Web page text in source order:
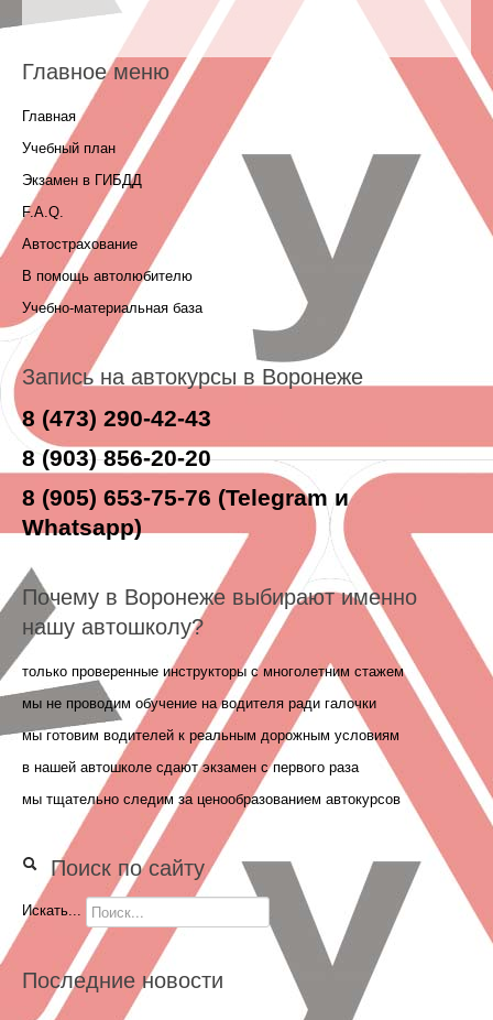
Главное меню
Главная
Учебный план
Экзамен в ГИБДД
F.A.Q.
Автострахование
В помощь автолюбителю
Учебно-материальная база
Запись на автокурсы в Воронеже
8 (473) 290-42-43
8 (903) 856-20-20
8 (905) 653-75-76 (Telegram и
Whatsapp)
Почему в Воронеже выбирают именно
нашу автошколу?
только проверенные инструкторы с многолетним стажем
мы не проводим обучение на водителя ради галочки
мы готовим водителей к реальным дорожным условиям
в нашей автошколе сдают экзамен с первого раза
мы тщательно следим за ценообразованием автокурсов
Поиск по сайту
Искать...
Последние новости